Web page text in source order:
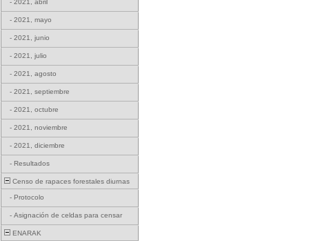
- 2021, abril
- 2021, mayo
- 2021, junio
- 2021, julio
- 2021, agosto
- 2021, septiembre
- 2021, octubre
- 2021, noviembre
- 2021, diciembre
- Resultados
Censo de rapaces forestales diurnas
- Protocolo
- Asignación de celdas para censar
ENARAK